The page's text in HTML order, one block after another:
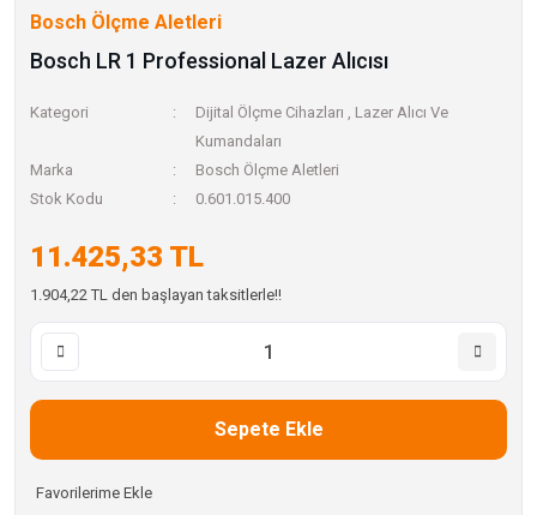
Bosch Ölçme Aletleri
Bosch LR 1 Professional Lazer Alıcısı
Kategori Dijital Ölçme Cihazları , Lazer Alıcı Ve
Kumandaları
Marka
Bosch Ölçme Aletleri
Stok Kodu
0.601.015.400
11.425,33 TL
1.904,22 TL den başlayan taksitlerle!!
Sepete Ekle